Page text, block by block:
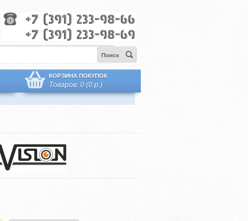
Поиск
КОРЗИНА ПОКУПОК
Товаров: 0 (0 р.)